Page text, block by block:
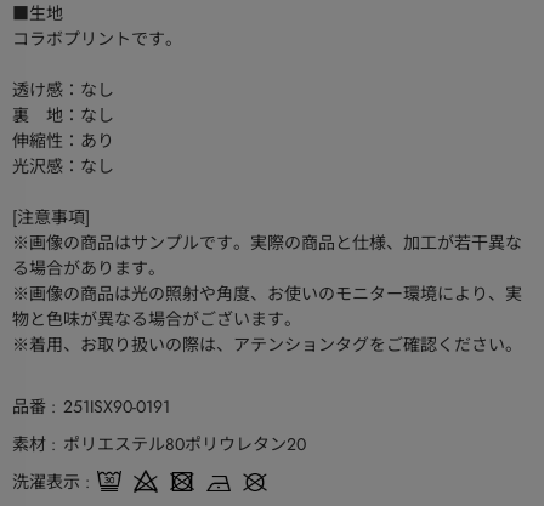
■生地
コラボプリントです。
透け感：なし
裏 地：なし
伸縮性：あり
光沢感：なし
[注意事項]
※画像の商品はサンプルです。実際の商品と仕様、加工が若干異な
る場合があります。
※画像の商品は光の照射や角度、お使いのモニター環境により、実
物と色味が異なる場合がございます。
※着用、お取り扱いの際は、アテンションタグをご確認ください。
品番
251ISX90-0191
素材
ポリエステル80ポリウレタン20
洗濯表示